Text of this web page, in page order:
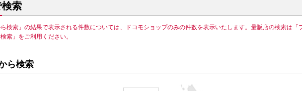
索
ら検索」の結果で表示される件数については、ドコモショップのみの件数を表示いたします。量販店の検索は「
索」をご利用ください。
ら検索